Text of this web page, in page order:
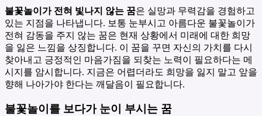
불꽃놀이가 전혀 빛나지 않는 꿈은 실망과 무력감을 경험하고
있는 지점을 나타냅니다. 보통 눈부시고 아름다운 불꽃놀이가
전혀 감동을 주지 않는 꿈은 현재 상황에서 미래에 대한 희망
을 잃은 느낌을 상징합니다. 이 꿈을 꾸면 자신의 가치를 다시
찾아내고 긍정적인 마음가짐을 되찾는 노력이 필요하다는 메
시지를 암시합니다. 지금은 어렵더라도 희망을 잃지 말고 앞을
향해 나아가야 한다는 깨달음이 필요합니다.
불꽃놀이를 보다가 눈이 부시는 꿈